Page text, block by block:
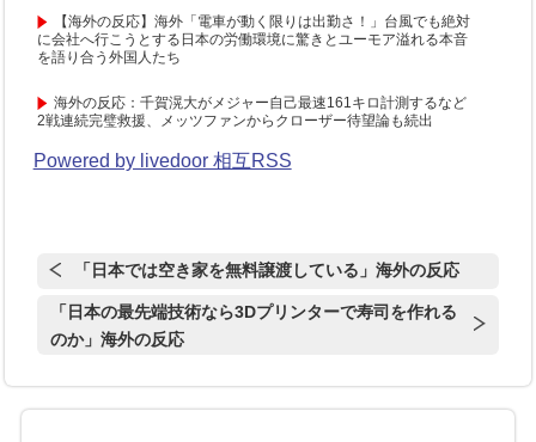
【海外の反応】海外「電車が動く限りは出勤さ！」台風でも絶対
に会社へ行こうとする日本の労働環境に驚きとユーモア溢れる本音
を語り合う外国人たち
海外の反応：千賀滉大がメジャー自己最速161キロ計測するなど
2戦連続完璧救援、メッツファンからクローザー待望論も続出
Powered by livedoor 相互RSS
「日本では空き家を無料譲渡している」海外の反応
「日本の最先端技術なら3Dプリンターで寿司を作れる
のか」海外の反応